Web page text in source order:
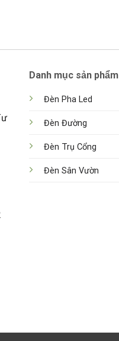
Danh mục sản phẩm
Đèn Pha Led
Đèn Đường
Đèn Trụ Cổng
Đèn Sân Vườn